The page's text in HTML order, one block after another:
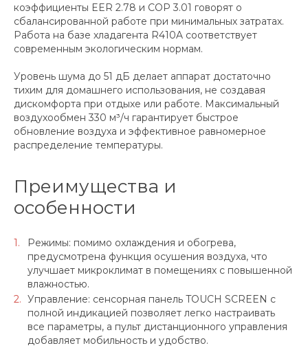
коэффициенты EER 2.78 и COP 3.01 говорят о
сбалансированной работе при минимальных затратах.
Работа на базе хладагента R410A соответствует
современным экологическим нормам.
Уровень шума до 51 дБ делает аппарат достаточно
тихим для домашнего использования, не создавая
дискомфорта при отдыхе или работе. Максимальный
воздухообмен 330 м³/ч гарантирует быстрое
обновление воздуха и эффективное равномерное
распределение температуры.
Преимущества и
особенности
Режимы: помимо охлаждения и обогрева,
предусмотрена функция осушения воздуха, что
улучшает микроклимат в помещениях с повышенной
влажностью.
Управление: сенсорная панель TOUCH SCREEN с
полной индикацией позволяет легко настраивать
все параметры, а пульт дистанционного управления
добавляет мобильность и удобство.